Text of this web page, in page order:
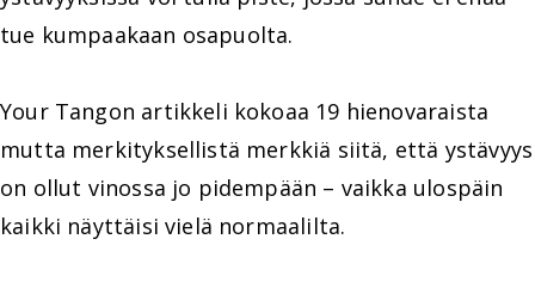
tue kumpaakaan osapuolta.
Your Tangon artikkeli kokoaa 19 hienovaraista
mutta merkityksellistä merkkiä siitä, että ystävyys
on ollut vinossa jo pidempään – vaikka ulospäin
kaikki näyttäisi vielä normaalilta.